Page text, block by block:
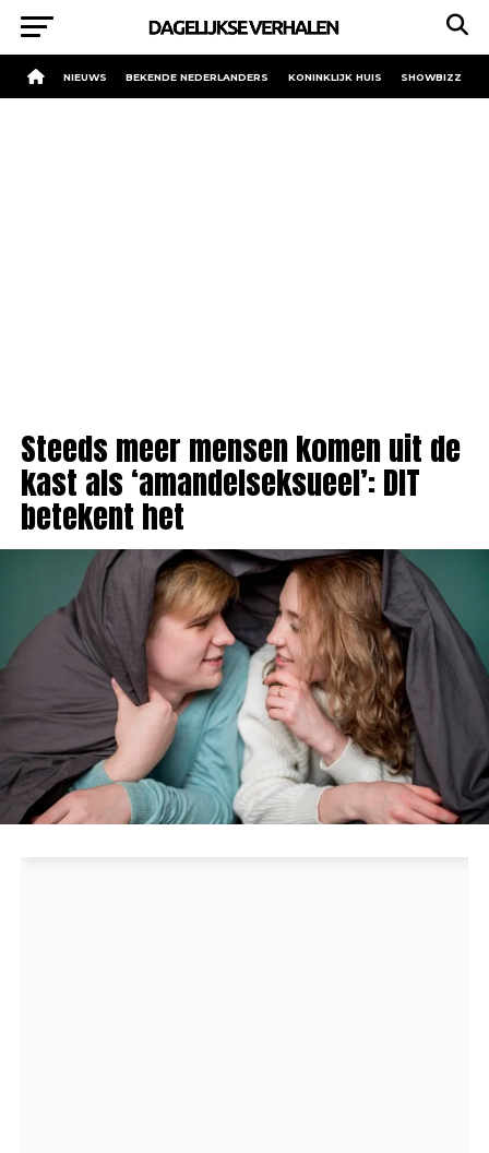
NIEUWS BEKENDE NEDERLANDERS KONINKLIJK HUIS SHOWBIZZ
Steeds meer mensen komen uit de
kast als ‘amandelseksueel’: DIT
betekent het